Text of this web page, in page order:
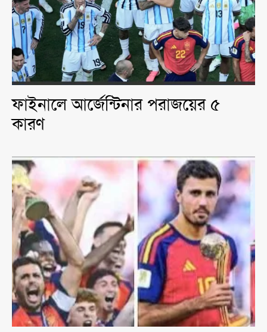
ফাইনালে আর্জেন্টিনার পরাজয়ের ৫
কারণ